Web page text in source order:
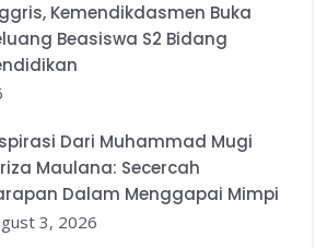
Kemendikdasmen Buka
Beasiswa S2 Bidang
Dari Muhammad Mugi
Maulana: Secercah
Dalam Menggapai Mimpi
3, 2026